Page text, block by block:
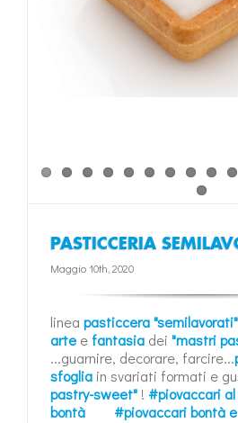
PASTICCERIA
Maggio 10th, 2020
linea pasticcera "semilavorati"
arte e fantasia dei "mastri
...guarnire, decorare, farcire...
sfoglia in svariati formati e
pastry-sweet" ! #piovaccari
bontà
#piovaccari bontà